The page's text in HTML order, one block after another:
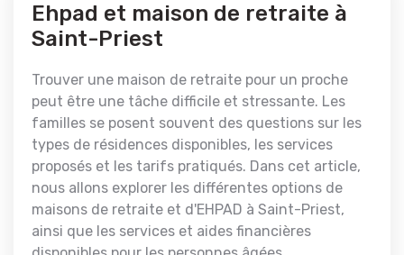
Ehpad et maison de retraite à
Saint-Priest
Trouver une maison de retraite pour un proche
peut être une tâche difficile et stressante. Les
familles se posent souvent des questions sur les
types de résidences disponibles, les services
proposés et les tarifs pratiqués. Dans cet article,
nous allons explorer les différentes options de
maisons de retraite et d'EHPAD à Saint-Priest,
ainsi que les services et aides financières